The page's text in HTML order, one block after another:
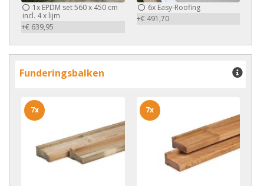
1x EPDM set 560 x 450 cm
incl. 4 x lijm
+€ 639,95
6xEasy-Roofing
+€ 491,70
Funderingsbalken
7x 7x